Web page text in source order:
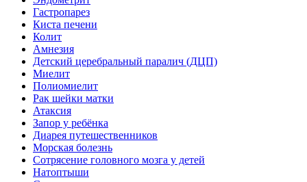
Гастропарез
Киста печени
Колит
Амнезия
Детский церебральный паралич (ДЦП)
Миелит
Полиомиелит
Рак шейки матки
Атаксия
Запор у ребёнка
Диарея путешественников
Морская болезнь
Сотрясение головного мозга у детей
Натоптыши